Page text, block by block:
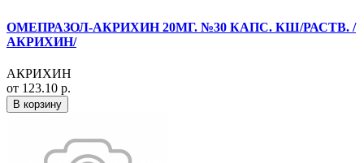
ОМЕПРАЗОЛ-АКРИХИН 20МГ. №30 КАПС. КШ/РАСТВ. /
АКРИХИН/
АКРИХИН
от 123.10 р.
В корзину